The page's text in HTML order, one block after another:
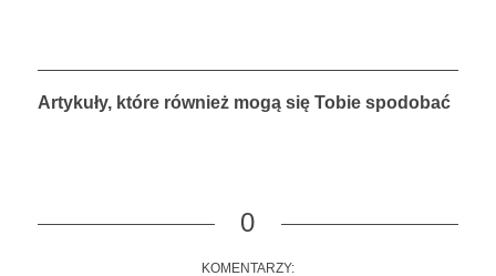
Artykuły, które również mogą się Tobie spodobać
0
KOMENTARZY: